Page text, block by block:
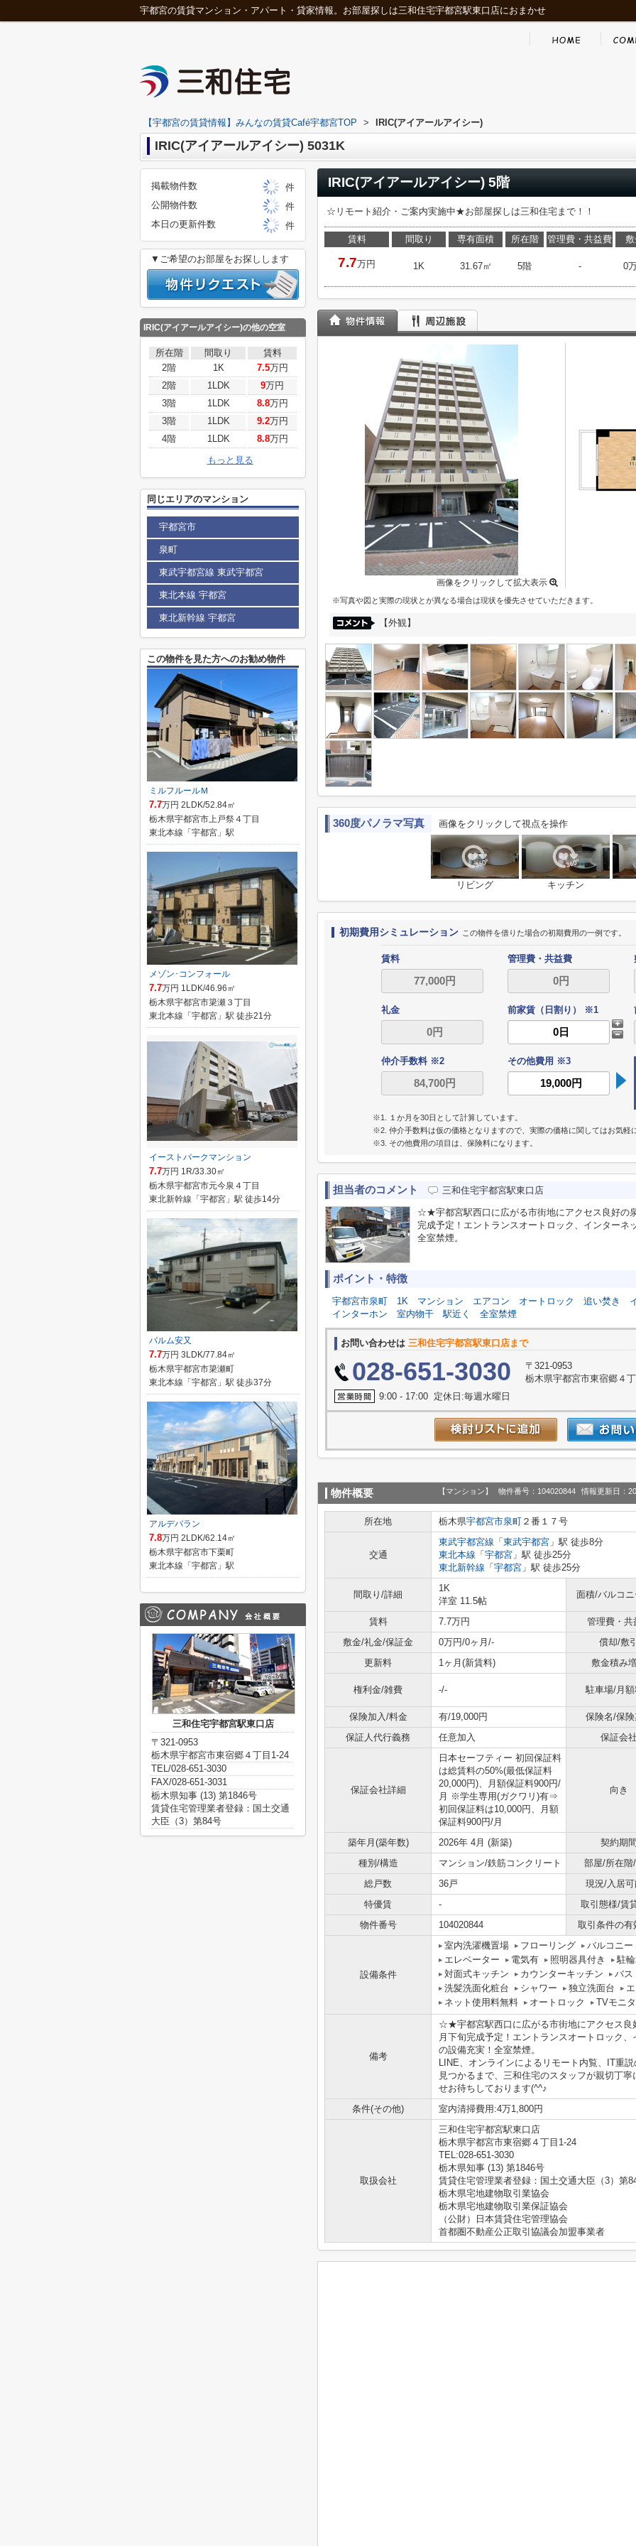
宇都宮の賃貸マンション・アパート・貸家情報。お部屋探しは三和住宅宇都宮駅東口店におまかせ
【宇都宮の賃貸情報】みんなの賃貸Café宇都宮TOP > IRIC(アイアールアイシー)
IRIC(アイアールアイシー) 5031K
IRIC(アイアールアイシー) 5階
☆リモート紹介・ご案内実施中★お部屋探しは三和住宅まで！！
賃料
7.7万円
間取り
1K
専有面積
31.67㎡
所在階
5階
管理費・共益費
- 0
画像をクリックして拡大表示
※写真や図と実際の現状とが異なる場合は現状を優先させていただきます。
【外観】
360度パノラマ写真 画像をクリックして視点を操作
リビング キッチン
初期費用シミュレーション この物件を借りた場合の初期費用の一例です。
賃料 管理費・共益費
礼金 前家賃（日割り） ※1
仲介手数料 ※2 その他費用 ※3
※1. １か月を30日として計算しています。
※2. 仲介手数料は仮の価格となりますので、実際の価格に関してはお気軽
※3. その他費用の項目は、保険料になります。
担当者のコメント 三和住宅宇都宮駅東口店
☆★宇都宮駅西口に広がる市街地にアクセス良好
完成予定！エントランスオートロック、インターネ
全室禁煙。
ポイント・特徴
宇都宮市泉町 1K マンション エアコン オートロック 追い焚き
インターホン
室内物干 駅近く 全室禁煙
お問い合わせは 三和住宅宇都宮駅東口店まで
028-651-3030
〒321-0953
栃木県宇都宮市東宿郷４
9:00 - 17:00 定休日:毎週水曜日
物件概要 【マンション】 物件番号：104020844 情報更新日：
所在地 栃木県宇都宮市泉町 ２番１７号
交通
東武宇都宮線 「 東武宇都宮 」駅 徒歩8分
東北本線 「 宇都宮 」駅 徒歩25分
東北新幹線 「 宇都宮 」駅 徒歩25分
間取り/詳細
1K
洋室 11.5帖
面積/バルコ
賃料 7.7万円
管理費・共
敷金/礼金/保証金
0万円/0ヶ月/-
償却/敷
更新料
1ヶ月(新賃料) 敷金積み
権利金/雑費 -/- 駐車場/月
保険加入/料金 有/19,000円
保険名/保
保証人代行義務
任意加入 保証会
保証会社詳細
日本セーフティー 初回保証料
は総賃料の50%(最低保証料
20,000円)、月額保証料900円/
月 ※学生専用(ガクワリ)有⇒
初回保証料は10,000円、月額
保証料900円/月
向き
築年月(築年数) 2026年 4月 (新築)
契約期
種別/構造
マンション/鉄筋コンクリート
部屋/所在階
総戸数
36戸
現況/入居
特優賃
-
取引態様/賃
物件番号
104020844 取引条件の有
設備条件
室内洗濯機置場 フローリング
バルコニー
エレベーター
電気有 照明器具付き
駐
対面式キッチン
カウンターキッチン
バス
洗髪洗面化粧台
シャワー 独立洗面台
ネット使用料無料
オートロック TVモニ
備考
☆★宇都宮駅西口に広がる市街地にアクセス
月下旬完成予定！エントランスオートロック
の設備充実！全室禁煙。
LINE、オンラインによるリモート内覧、IT重
見つかるまで、三和住宅のスタッフが親切丁
せお待ちしております(^^♪
条件(その他)
室内清掃費用:4万1,800円
取扱会社
三和住宅宇都宮駅東口店
栃木県宇都宮市東宿郷４丁目1-24
TEL:028-651-3030
栃木県知事 (13) 第1846号
賃貸住宅管理業者登録：国土交通大臣（3）第
栃木県宅地建物取引業協会
栃木県宅地建物取引業保証協会
（公財）日本賃貸住宅管理協会
首都圏不動産公正取引協議会加盟事業者
掲載物件数
件
公開物件数
件
本日の更新件数
件
▼ご希望のお部屋をお探しします
IRIC(アイアールアイシー)の他の空室
所在階 間取り
賃料
2階
1K 7.5万円
2階
1LDK 9万円
3階
1LDK 8.8万円
3階
1LDK 9.2万円
4階
1LDK 8.8万円
もっと見る
同じエリアのマンション
宇都宮市
泉町
東武宇都宮線 東武宇都宮
東北本線 宇都宮
東北新幹線 宇都宮
この物件を見た方へのお勧め物件
ミルフルールＭ
7.7万円 2LDK/52.84㎡
栃木県宇都宮市上戸祭４丁目
東北本線「宇都宮」駅
メゾン･コンフォール
7.7万円 1LDK/46.96㎡
栃木県宇都宮市簗瀬３丁目
東北本線「宇都宮」駅 徒歩21分
イーストパークマンション
7.7万円 1R/33.30㎡
栃木県宇都宮市元今泉４丁目
東北新幹線「宇都宮」駅 徒歩14分
パルム安又
7.7万円 3LDK/77.84㎡
栃木県宇都宮市簗瀬町
東北本線「宇都宮」駅 徒歩37分
アルデバラン
7.8万円 2LDK/62.14㎡
栃木県宇都宮市下栗町
東北本線「宇都宮」駅
三和住宅宇都宮駅東口店
〒321-0953
栃木県宇都宮市東宿郷４丁目1-24
TEL/028-651-3030
FAX/028-651-3031
栃木県知事 (13) 第1846号
賃貸住宅管理業者登録：国土交通
大臣（3）第84号